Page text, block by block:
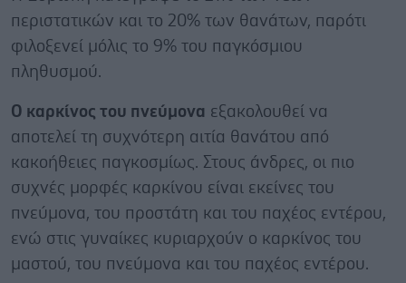
περιστατικών και το 20% των θανάτων, παρότι
φιλοξενεί μόλις το 9% του παγκόσμιου
πληθυσμού.
Ο καρκίνος του πνεύμονα εξακολουθεί να
αποτελεί τη συχνότερη αιτία θανάτου από
κακοήθειες παγκοσμίως. Στους άνδρες, οι πιο
συχνές μορφές καρκίνου είναι εκείνες του
πνεύμονα, του προστάτη και του παχέος εντέρου,
ενώ στις γυναίκες κυριαρχούν ο καρκίνος του
μαστού, του πνεύμονα και του παχέος εντέρου.